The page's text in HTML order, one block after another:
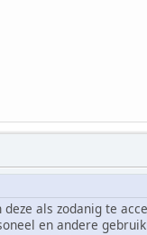
als zodanig te
en andere